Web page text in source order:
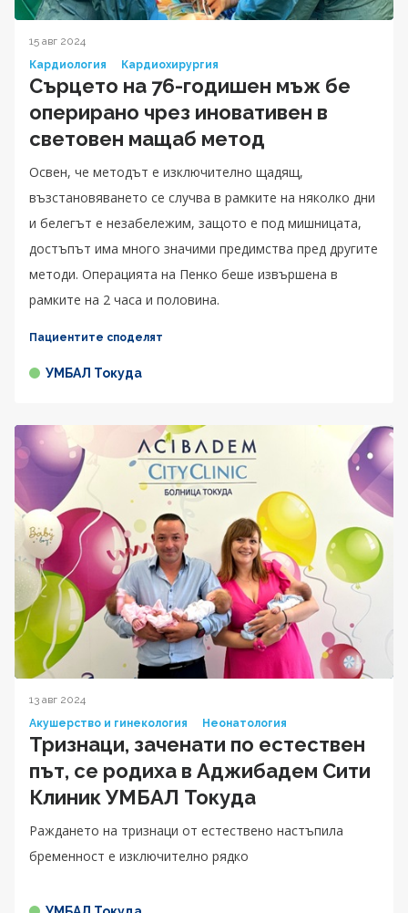
15 авг 2024
Кардиология
Кардиохирургия
Сърцето на 76-годишен мъж бе
оперирано чрез иновативен в
световен мащаб метод
Освен, че методът е изключително щадящ,
възстановяването се случва в рамките на няколко дни
и белегът е незабележим, защото е под мишницата,
достъпът има много значими предимства пред другите
методи. Операцията на Пенко беше извършена в
рамките на 2 часа и половина.
Пациентите споделят
УМБАЛ Токуда
13 авг 2024
Акушерство и гинекология
Неонатология
Тризнаци, заченати по естествен
път, се родиха в Аджибадем Сити
Клиник УМБАЛ Токуда
Раждането на тризнаци от естествено настъпила
бременност е изключително рядко